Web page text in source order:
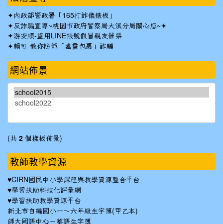
✦ 內政部警政署「165打詐儀錶板」
✦反詐騙宣導~桃園市政府警察局大溪分局關心您~✦
✦游安順-盜用LINE帳號假冒親友催票
✦賴可-教你防範「幽靈包裹」詐騙
網站佈景
(共 2 個樣板佈景)
教師教學資源
♥CIRN國民中小學課程與教學資源整合平台
♥學習扶助科技化評量網
♥學習扶助教學資源平台
新北市自編國小一～六年級生字簿(甲乙本)
師大國語中心－華語生字簿